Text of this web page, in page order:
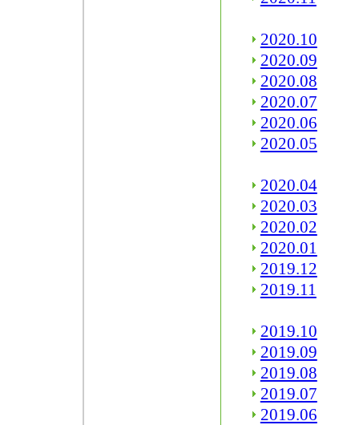
2020.10
2020.09
2020.08
2020.07
2020.06
2020.05
2020.04
2020.03
2020.02
2020.01
2019.12
2019.11
2019.10
2019.09
2019.08
2019.07
2019.06